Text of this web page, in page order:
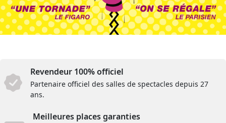
Revendeur 100% officiel
Partenaire officiel des salles de spectacles depuis 27
ans.
Meilleures places garanties